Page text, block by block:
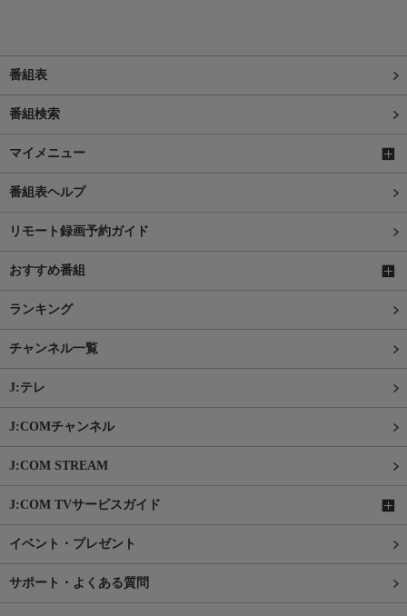
番組表
番組検索
マイメニュー
番組表ヘルプ
リモート録画予約ガイド
おすすめ番組
ランキング
チャンネル一覧
J:テレ
J:COMチャンネル
J:COM STREAM
J:COM TVサービスガイド
イベント・プレゼント
サポート・よくある質問